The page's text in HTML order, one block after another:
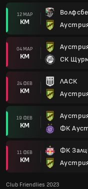
12 МАР
КМ
04 МАР
КМ
СК
24 ФЕВ
КМ
ЛАСК
19 ФЕВ
КМ
ФК
11 ФЕВ
КМ
ФК
Club Friendlies 2023